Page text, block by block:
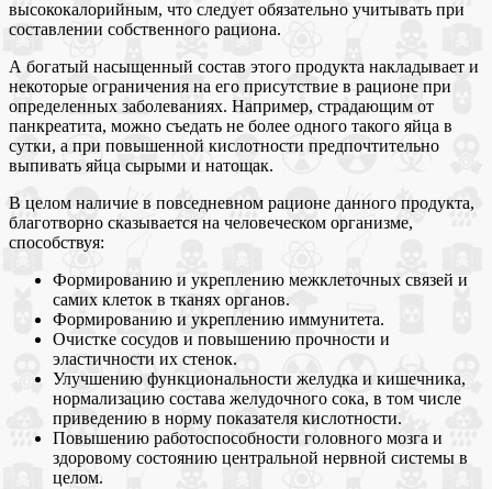
высококалорийным, что следует обязательно учитывать при
составлении собственного рациона.
А богатый насыщенный состав этого продукта накладывает и
некоторые ограничения на его присутствие в рационе при
определенных заболеваниях. Например, страдающим от
панкреатита, можно съедать не более одного такого яйца в
сутки, а при повышенной кислотности предпочтительно
выпивать яйца сырыми и натощак.
В целом наличие в повседневном рационе данного продукта,
благотворно сказывается на человеческом организме,
способствуя:
Формированию и укреплению межклеточных связей и
самих клеток в тканях органов.
Формированию и укреплению иммунитета.
Очистке сосудов и повышению прочности и
эластичности их стенок.
Улучшению функциональности желудка и кишечника,
нормализацию состава желудочного сока, в том числе
приведению в норму показателя кислотности.
Повышению работоспособности головного мозга и
здоровому состоянию центральной нервной системы в
целом.